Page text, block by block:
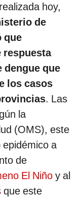
hoy,
de
que
respuesta
dengue que
los casos
. Las
la
(OMS), este
a
de
El Niño y al
que este